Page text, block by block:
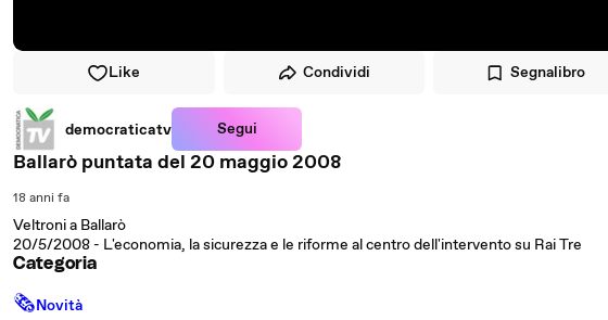
Like Condividi Segnalibro
democraticatv Segui
Ballarò puntata del 20 maggio 2008
18 anni fa
Veltroni a Ballarò
20/5/2008 - L'economia, la sicurezza e le riforme al centro dell'intervento su Rai Tre
Categoria
🗞Novità